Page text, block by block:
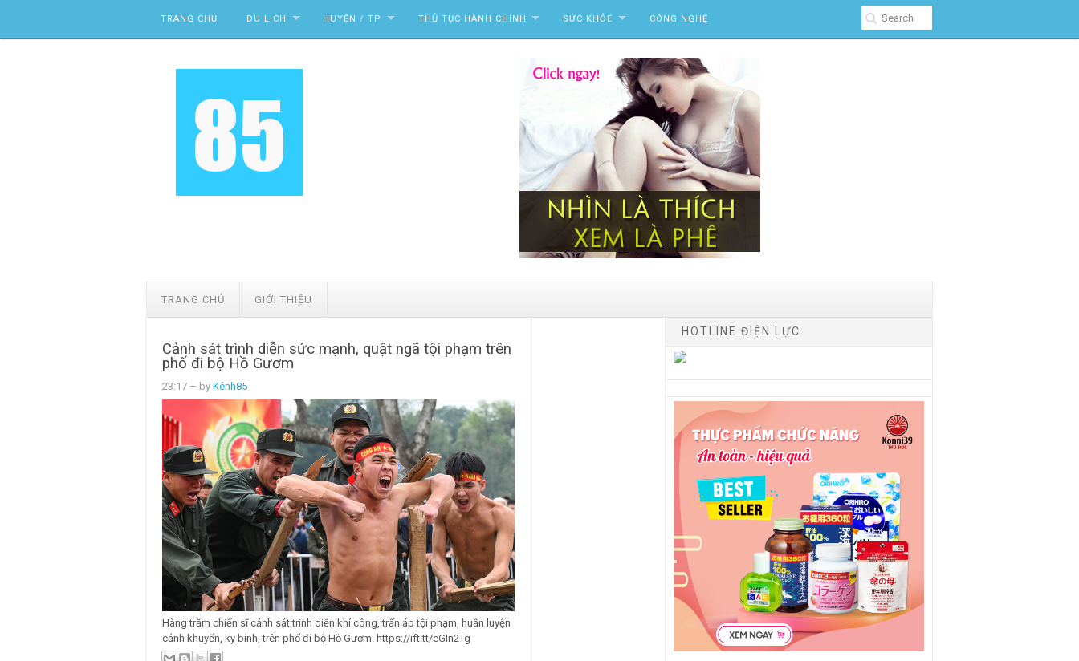
TRANG CHỦ DU LỊCH HUYỆN / TP THỦ TỤC HÀNH CHÍNH SỨC KHỎE CÔNG NGHỆ
TRANG CHỦ GIỚI THIỆU
Cảnh sát trình diễn sức mạnh, quật ngã tội phạm trên
phố đi bộ Hồ Gươm
23:17 – by Kênh85
Hàng trăm chiến sĩ cảnh sát trình diễn khí công, trấn áp tội phạm, huấn luyện
cảnh khuyển, kỵ binh, trên phố đi bộ Hồ Gươm. https://ift.tt/eGIn2Tg
HOTLINE ĐIỆN LỰC